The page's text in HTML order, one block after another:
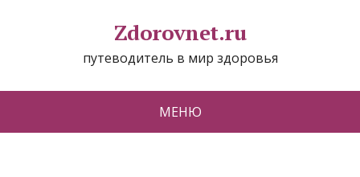
Zdorovnet.ru
путеводитель в мир здоровья
МЕНЮ